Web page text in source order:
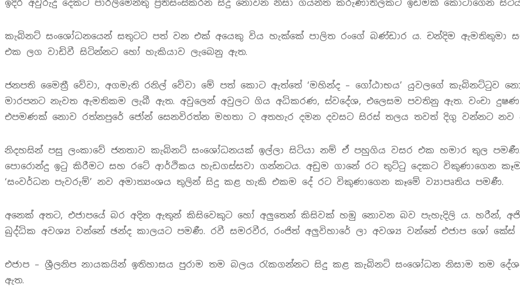
ඉදිරි අවුරුදු දෙකට පාර්ලිමේන්තු ප්‍රතිසංස්කරන සිදු නොවන නිසා ගයන්ත කරුණාතිලකට ඉඩමක් කොටාගෙන
කැබිනට් සංශෝධනයෙන් සතුටට පත් වන එක් අයෙකු විය හැක්කේ පාලිත රංගේ බණ්ඩාර ය. චන්දිම ඇමතිතුමා
එක ලග වාඩිවී සිටින්නට හෝ හැකියාව ලැබෙනු ඇත.
ජනපති මෛත්‍රී වේවා, අගමැති රනිල් වේවා මේ පත් කොට ඇත්තේ ‘මහින්ද – ගෝ්ඨාභය’ යුවලගේ කැබිනට්ටුව
මාරපනට නැවත ඇමතිකම ලැබී ඇත. අවුලෙන් අවුලට ගිය අධිකරණ, ස්වදේශ, එලෙසම පවතිනු ඇත. වංචා
එපමණක් නොව රත්නපුරේ ජෝන් සෙනවිරත්න මහතා ට අතහැර දමන දවසට සිරස් තලය තවත් දිගු වන්නට නව
නිදහසින් පසු ලංකාවේ ජනතාව කැබිනට් සංශෝධනයක් ඉල්ලා සිටියා නම් ඒ පහුගිය වසර එක හමාර තුල
පොරොන්දු ඉටු කිරීමට සහ රටේ ආර්ථිකය හැඩගස්සවා ගන්නටය. අඩුම ගානේ රට තුට්ටු දෙකට විකුණාගෙන
‘සංවර්ධන පැවරුම්’ නව අමාත්‍යංශය තුලින් සිදු කළ හැකි එකම දේ රට විකුණාගෙන කෑමේ ව්‍යාපෘතිය පමණී.
අනෙක් අතට, එජාපයේ බර අදින ඇතුන් කිසිවෙකුට හෝ අලුතෙන් කිසිවක් හමු නොවන බව පැහැදිලි ය. හරීන්, අජිත්
බුද්ධික අවශ්‍ය වන්නේ ඡන්ද කාලයට පමණී. රවී සමරවීර, රංජිත් අලුවිහාරේ ලා අවශ්‍ය වන්නේ එජාප ශෝ
එජාප – ශ්‍රීලනිප නායකයින් ඉතිහාසය පුරාම තම බලය රැකගන්නට සිදු කළ කැබිනට් සංශෝධන නිසාම තම
ඇත.